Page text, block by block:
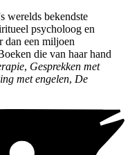
werelds bekendste
psycholoog en
dan een miljoen
die van haar hand
, Gesprekken met
met engelen, De